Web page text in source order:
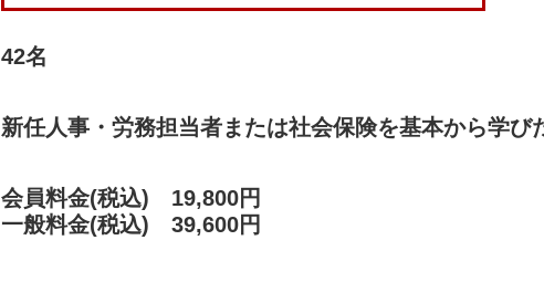
42名
新任人事・労務担当者または社会保険を基本から学び
会員料金(税込) 19,800円
一般料金(税込) 39,600円